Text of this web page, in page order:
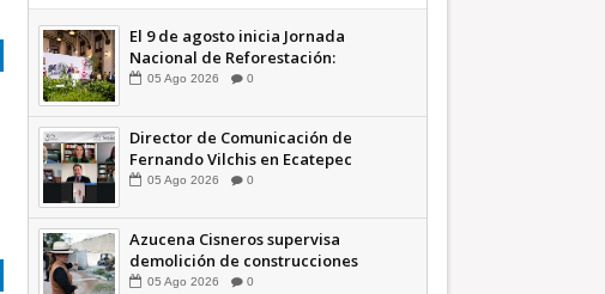
El 9 de agosto inicia Jornada
Nacional de Reforestación:
presidenta Sheinbaum +Video
05 Ago 2026 0
Director de Comunicación de
Fernando Vilchis en Ecatepec
financió publicaciones en redes
Cisneros: TEEM | INFORMATIVA
05 Ago 2026 0
Azucena Cisneros supervisa
demolición de construcciones
ilegales en zona federal
05 Ago 2026 0